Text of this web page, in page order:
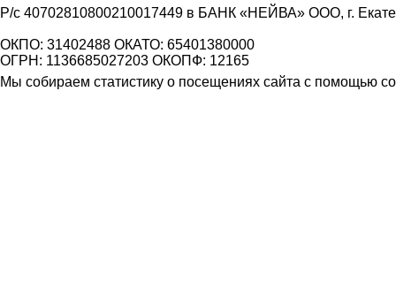
Р/с 40702810800210017449 в БАНК «НЕЙВА» ООО, г.
ОКПО: 31402488 ОКАТО: 65401380000
ОГРН: 1136685027203 ОКОПФ: 12165
Мы собираем статистику о посещениях сайта с помощью